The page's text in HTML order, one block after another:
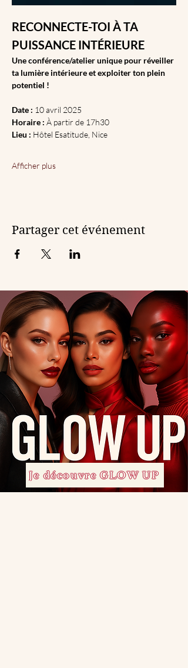
RECONNECTE-TOI À TA
PUISSANCE INTÉRIEURE
Une conférence/atelier unique pour réveiller
ta lumière intérieure et exploiter ton plein
potentiel !
Date : 10 avril 2025
Horaire : À partir de 17h30
Lieu : Hôtel Esatitude, Nice
Afficher plus
Partager cet événement
Je découvre GLOW UP